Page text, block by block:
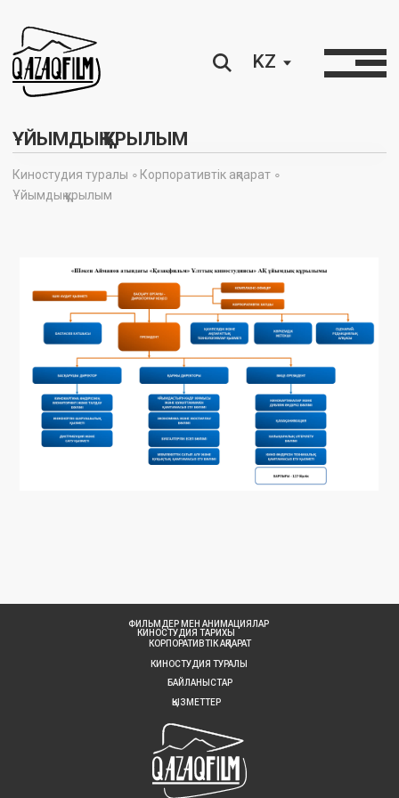
Ұйымдық құрылым
ҰЙЫМДЫҚ ҚҰРЫЛЫМ
КОРПОРАТИВТІК АҚПАРАТ
КИНОСТУДИЯ ТУРАЛЫ
ҚЫЗМЕТТЕР
БАЙЛАНЫСТАР
ФИЛЬМДЕР МЕН АНИМАЦИЯЛАР
КИНОСТУДИЯ ТАРИХЫ